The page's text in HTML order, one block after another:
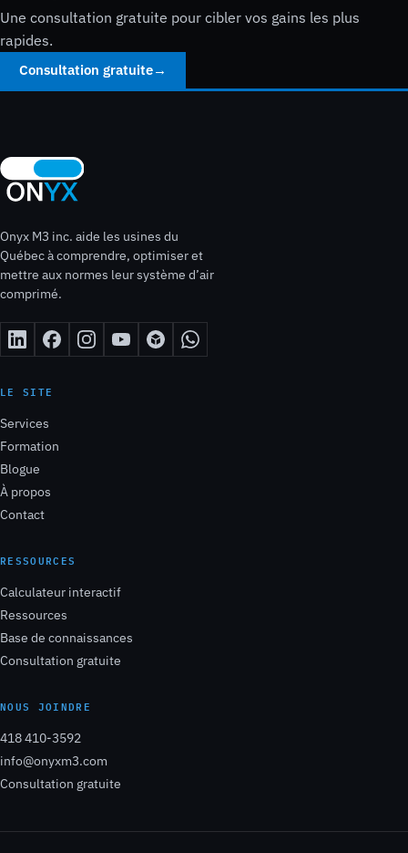
Une consultation gratuite pour cibler vos gains les plus
rapides.
Consultation gratuite→
Onyx M3 inc. aide les usines du
Québec à comprendre, optimiser et
mettre aux normes leur système d’air
comprimé.
LE SITE
Services
Formation
Blogue
À propos
Contact
RESSOURCES
Calculateur interactif
Ressources
Base de connaissances
Consultation gratuite
NOUS JOINDRE
418 410-3592
info@onyxm3.com
Consultation gratuite